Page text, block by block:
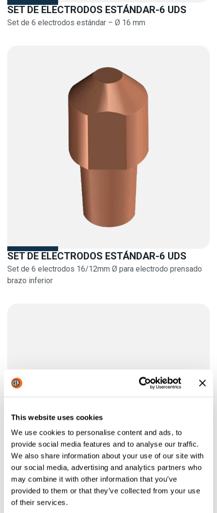
This website uses cookies
We use cookies to personalise content and ads, to
provide social media features and to analyse our traffic.
We also share information about your use of our site with
our social media, advertising and analytics partners who
may combine it with other information that you’ve
provided to them or that they’ve collected from your use
of their services.
SET DE ELECTRODOS ESTÁNDAR-6 UDS
Set de 6 electrodos estándar – Ø 16 mm
SET DE ELECTRODOS ESTÁNDAR-6 UDS
Set de 6 electrodos 16/12mm Ø para electrodo prensado
brazo inferior